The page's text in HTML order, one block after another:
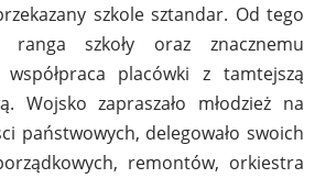
szkole sztandar. Od tego
ranga szkoły oraz znacznemu
współpraca placówki z tamtejszą
Wojsko zapraszało młodzież na
państwowych, delegowało swoich
remontów, orkiestra